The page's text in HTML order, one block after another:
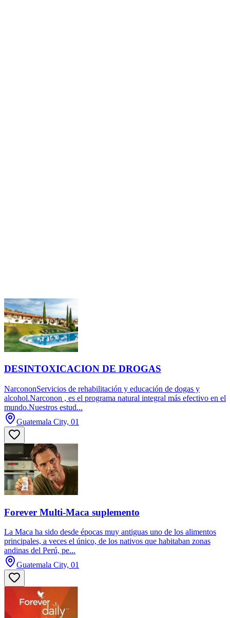
DESINTOXICACION DE DROGAS
NarcononServicios de rehabilitación y educación de dogas y
alcohol.Narconon , es el programa natural integral más efectivo en el
mundo.Nuestros estud...
Guatemala City, 01
Forever Multi-Maca suplemento
La Maca ha sido desde épocas muy antiguas uno de los alimentos
principales, a veces el único, de los nativos que habitaban zonas
andinas del Perú, pe...
Guatemala City, 01